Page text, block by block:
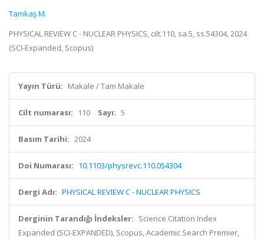
Tamkaş M.
PHYSICAL REVIEW C - NUCLEAR PHYSICS, cilt.110, sa.5, ss.54304, 2024
(SCI-Expanded, Scopus)
Yayın Türü: Makale / Tam Makale
Cilt numarası: 110 Sayı: 5
Basım Tarihi: 2024
Doi Numarası: 10.1103/physrevc.110.054304
Dergi Adı: PHYSICAL REVIEW C - NUCLEAR PHYSICS
Derginin Tarandığı İndeksler: Science Citation Index
Expanded (SCI-EXPANDED), Scopus, Academic Search Premier,